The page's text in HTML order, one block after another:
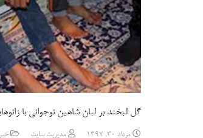
گل لبخند بر لبان شاهین نوجوانی با
مرداد 30, 1397 مدیریت سایت خبر